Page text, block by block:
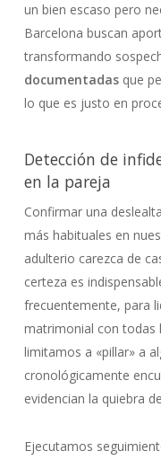
un bien escaso pero
Barcelona buscan
transformando
documentadasque
lo que es justo en
Detección de
en la pareja
Confirmar una
más habituales en
adulterio carezca de
certeza es
frecuentemente, para
matrimonial con todas
limitamos a «pillar» a
cronológicamente
evidencian la quiebra
Ejecutamos